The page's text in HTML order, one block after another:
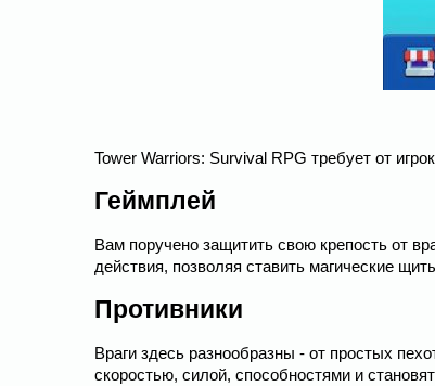
Tower Warriors: Survival RPG требует от
Геймплей
Вам поручено защитить свою крепость от
действия, позволяя ставить магические
Противники
Враги здесь разнообразны - от простых
скоростью, силой, способностями и